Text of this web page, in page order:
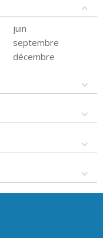
juin
septembre
décembre